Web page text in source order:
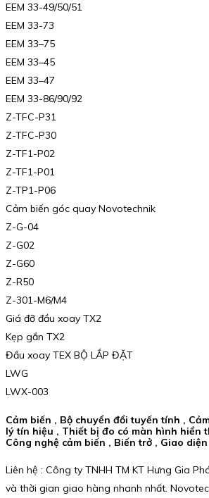
EEM 33-49/50/51
EEM 33-73
EEM 33–75
EEM 33–45
EEM 33–47
EEM 33-86/90/92
Z-TFC-P31
Z-TFC-P30
Z-TF1-P02
Z-TF1-P01
Z-TP1-P06
Cảm biến góc quay Novotechnik
Z-G-04
Z-G02
Z-G60
Z-R50
Z-301-M6/M4
Giá đỡ đầu xoay TX2
Kẹp gắn TX2
Đầu xoay TEX BỘ LẮP ĐẶT
LWG
LWX-003
Cảm biến , Bộ chuyển đổi tuyến tính ,
lý tín hiệu , Thiết bị đo có màn hình hiển
Công nghệ cảm biến , Biến trở , Giao
Liên hệ : Công ty TNHH TM KT Hưng Gia
và thời gian giao hàng nhanh nhất.